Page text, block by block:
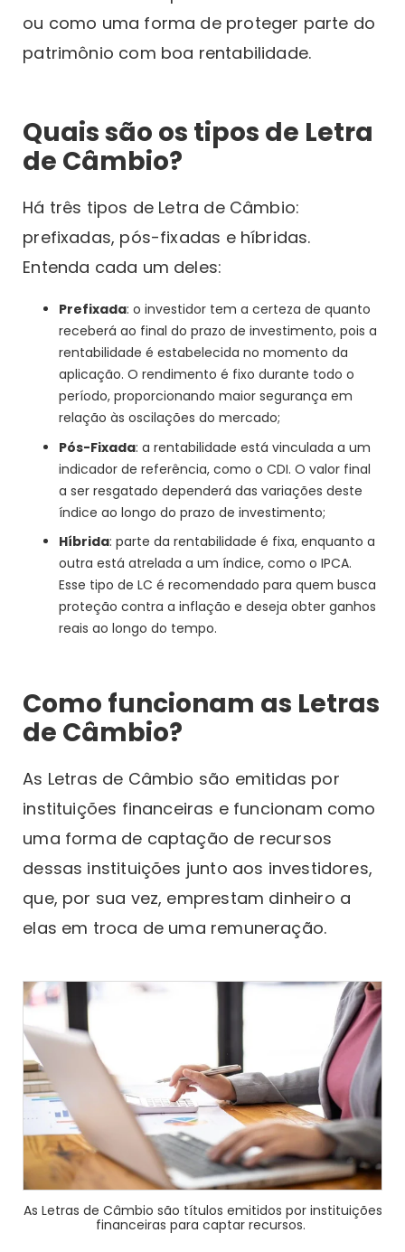
ou como uma forma de proteger parte do
patrimônio com boa rentabilidade.
Quais são os tipos de Letra
de Câmbio?
Há três tipos de Letra de Câmbio:
prefixadas, pós-fixadas e híbridas.
Entenda cada um deles:
Prefixada: o investidor tem a certeza de quanto
receberá ao final do prazo de investimento, pois a
rentabilidade é estabelecida no momento da
aplicação. O rendimento é fixo durante todo o
período, proporcionando maior segurança em
relação às oscilações do mercado;
Pós-Fixada: a rentabilidade está vinculada a um
indicador de referência, como o CDI. O valor final
a ser resgatado dependerá das variações deste
índice ao longo do prazo de investimento;
Híbrida: parte da rentabilidade é fixa, enquanto a
outra está atrelada a um índice, como o IPCA.
Esse tipo de LC é recomendado para quem busca
proteção contra a inflação e deseja obter ganhos
reais ao longo do tempo.
Como funcionam as Letras
de Câmbio?
As Letras de Câmbio são emitidas por
instituições financeiras e funcionam como
uma forma de captação de recursos
dessas instituições junto aos investidores,
que, por sua vez, emprestam dinheiro a
elas em troca de uma remuneração.
As Letras de Câmbio são títulos emitidos por instituições
financeiras para captar recursos.